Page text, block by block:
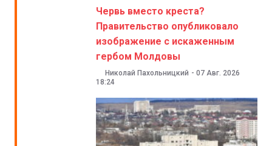
Червь вместо креста?
Правительство опубликовало
изображение с искаженным
гербом Молдовы
Николай Пахольницкий - 07 Авг. 2026
18:24